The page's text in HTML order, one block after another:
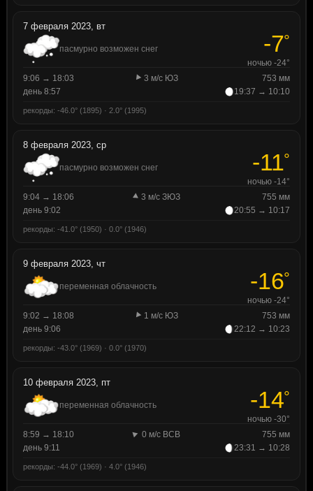
7 февраля 2023, вт
пасмурно возможен снег -7°
ночью -24°
9:06 → 18:03
3 м/с ЮЗ
753 мм
день 8:57
19:37 → 10:10
рекорды: -46.0° (1895) · 2.0° (1995)
8 февраля 2023, ср
пасмурно возможен снег -11°
ночью -14°
9:04 → 18:06
3 м/с ЗЮЗ
755 мм
день 9:02
20:55 → 10:17
рекорды: -41.0° (1950) · 0.0° (1946)
9 февраля 2023, чт
переменная облачность -16°
ночью -24°
9:02 → 18:08
1 м/с ЮЗ
753 мм
день 9:06
22:12 → 10:23
рекорды: -43.0° (1969) · 0.0° (1970)
10 февраля 2023, пт
переменная облачность -14°
ночью -30°
8:59 → 18:10
0 м/с ВСВ
755 мм
день 9:11
23:31 → 10:28
рекорды: -44.0° (1969) · 4.0° (1946)